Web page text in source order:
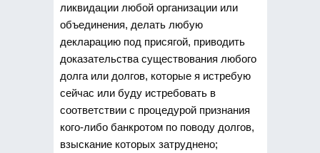
ликвидации любой организации или
объединения, делать любую
декларацию под присягой, приводить
доказательства существования любого
долга или долгов, которые я истребую
сейчас или буду истребовать в
соответствии с процедурой признания
кого-либо банкротом по поводу долгов,
взыскание которых затруднено;